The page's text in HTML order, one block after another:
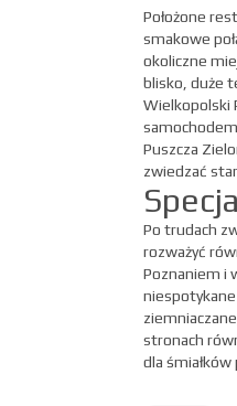
Położone
smakowe
okoliczne
blisko, duże
Wielkopolski
Puszcza
zwiedzać
Po trudach
rozważyć
Poznaniem i
stronach
dla